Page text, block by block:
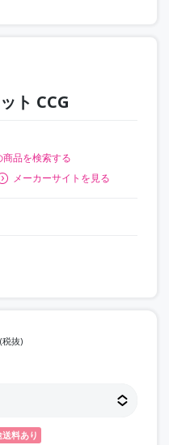
ト CCG
品を検索する
メーカーサイトを見る
(税抜)
送料あり